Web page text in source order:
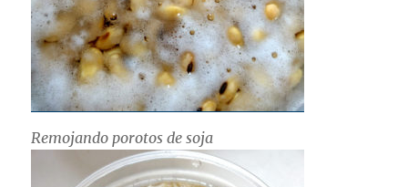
Remojando porotos de soja